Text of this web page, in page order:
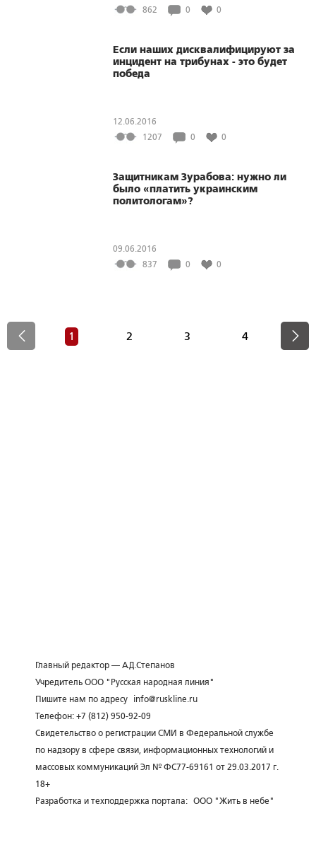
862
0 0
Если наших дисквалифицируют за
инцидент на трибунах - это будет
победа
12.06.2016
1207
0 0
Защитникам Зурабова: нужно ли
было «платить украинским
политологам»?
09.06.2016
837
0 0
1 2 3 4
Главный редактор — А.Д.Степанов
Учредитель ООО "Русская народная линия"
Пишите нам по адресу
info@ruskline.ru
Телефон: +7 (812) 950-92-09
Свидетельство о регистрации СМИ в Федеральной службе
по надзору в сфере связи, информационных технологий и
массовых коммуникаций Эл № ФС77-69161 от 29.03.2017 г.
18+
Разработка и техподдержка портала: ООО "Жить в небе"